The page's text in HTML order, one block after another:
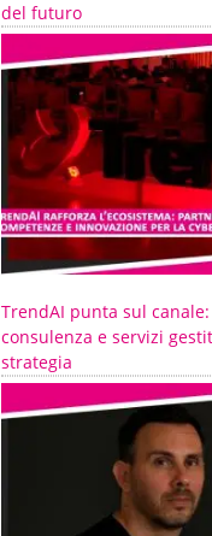
del futuro
TrendAI punta sul
consulenza e servizi
strategia